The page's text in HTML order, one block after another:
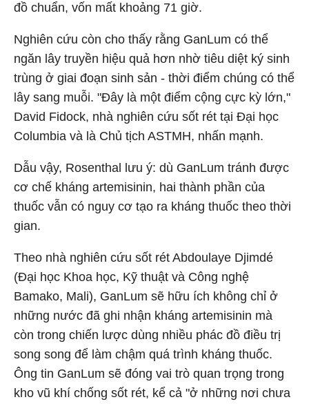
đồ chuẩn, vốn mất khoảng 71 giờ.
Nghiên cứu còn cho thấy rằng GanLum có thể
ngăn lây truyền hiệu quả hơn nhờ tiêu diệt ký sinh
trùng ở giai đoạn sinh sản - thời điểm chúng có thể
lây sang muỗi. "Đây là một điểm cộng cực kỳ lớn,"
David Fidock, nhà nghiên cứu sốt rét tại Đại học
Columbia và là Chủ tịch ASTMH, nhấn mạnh.
Dẫu vậy, Rosenthal lưu ý: dù GanLum tránh được
cơ chế kháng artemisinin, hai thành phần của
thuốc vẫn có nguy cơ tạo ra kháng thuốc theo thời
gian.
Theo nhà nghiên cứu sốt rét Abdoulaye Djimdé
(Đại học Khoa học, Kỹ thuật và Công nghệ
Bamako, Mali), GanLum sẽ hữu ích không chỉ ở
những nước đã ghi nhận kháng artemisinin mà
còn trong chiến lược dùng nhiều phác đồ điều trị
song song để làm chậm quá trình kháng thuốc.
Ông tin GanLum sẽ đóng vai trò quan trọng trong
kho vũ khí chống sốt rét, kể cả "ở những nơi chưa